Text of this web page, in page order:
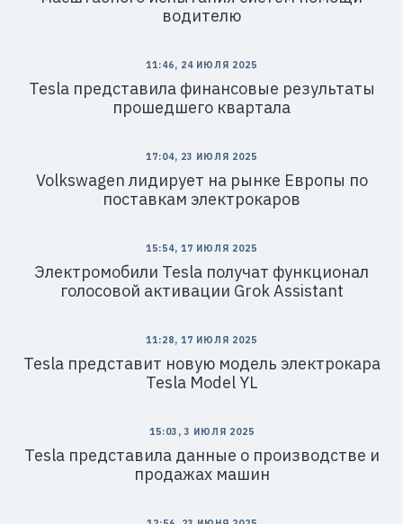
водителю
11:46, 24 ИЮЛЯ 2025
Tesla представила финансовые результаты
прошедшего квартала
17:04, 23 ИЮЛЯ 2025
Volkswagen лидирует на рынке Европы по
поставкам электрокаров
15:54, 17 ИЮЛЯ 2025
Электромобили Tesla получат функционал
голосовой активации Grok Assistant
11:28, 17 ИЮЛЯ 2025
Tesla представит новую модель электрокара
Tesla Model YL
15:03, 3 ИЮЛЯ 2025
Tesla представила данные о производстве и
продажах машин